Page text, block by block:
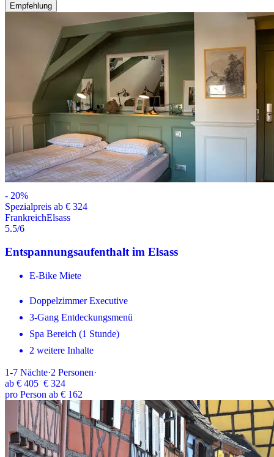
Empfehlung
- 20%
Spezialpreis ab € 324
FrankreichElsass
5.5/6
Entspannungsaufenthalt im Elsass
E-Bike Miete
Doppelzimmer Executive
3-Gang Entdeckungsmenü
Spa Bereich (1 Stunde)
2 weitere Inhalte
1-7 Nächte·2 Personen·
ab € 405 € 324
pro Person ab € 162